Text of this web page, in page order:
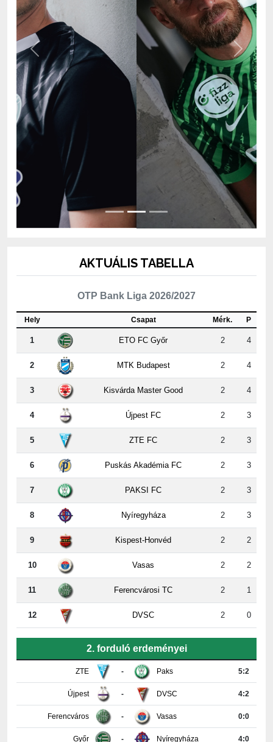
Previous Next
OTP Bank Liga 2026/2027
Csapat
1 ETO FC Győr 2 4
2 MTK Budapest 2 4
3 Kisvárda Master Good 2 4
4 Újpest FC 2 3
5 ZTE FC 2 3
6 Puskás Akadémia FC 2 3
7 PAKSI FC 2 3
8 Nyíregyháza 2 3
9 Kispest-Honvéd 2 2
10 Vasas 2 2
11 Ferencvárosi TC 2 1
12 DVSC 2 0
ZTE - Paks
Újpest DVSC 4:2
Ferencváros Vasas 0:0
Győr Nyíregyháza 4:0
Honvéd MTK 3:3